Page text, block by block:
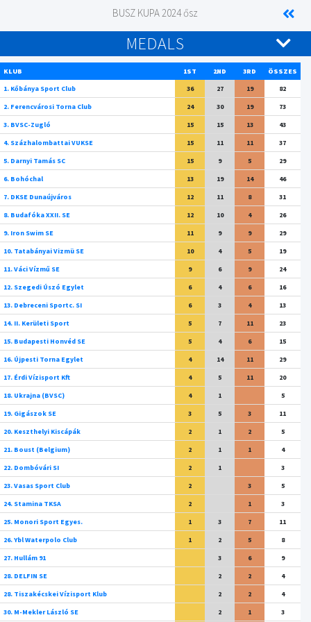
BUSZ KUPA 2024 ősz
MEDALS
KLUB 1ST 2ND 3RD
ÖSSZES
1. Kőbánya Sport Club
36 27 19
82
2. Ferencvárosi Torna Club
24 30 19
73
3. BVSC-Zugló
15 15 13
43
4. Százhalombattai VUKSE
15 11 11
37
5. Darnyi Tamás SC
15 9 5
29
6. Bohóchal
13 19 14
46
7. DKSE Dunaújváros
12 11 8
31
8. Budafóka XXII. SE
12 10 4
26
9. Iron Swim SE
11 9 9
29
10. Tatabányai Vizmü SE
10 4 5
19
11. Váci Vízmű SE
9 6 9
24
12. Szegedi Úszó Egylet
6 4 6
16
13. Debreceni Sportc. SI
6 3 4
13
14. II. Kerületi Sport
5 7 11
23
15. Budapesti Honvéd SE
5 4 6
15
16. Újpesti Torna Egylet
4 14 11
29
17. Érdi Vízisport Kft
4 5 11
20
18. Ukrajna (BVSC)
4 1
5
19. Gigászok SE
3 5 3
11
20. Keszthelyi Kiscápák
2 1 2
5
21. Boust (Belgium)
2 1 1
4
22. Dombóvári SI
2 1
3
23. Vasas Sport Club
2 3
5
24. Stamina TKSA
2 1
3
25. Monori Sport Egyes.
1 3 7
11
26. Ybl Waterpolo Club
1 2 5
8
27. Hullám 91
3 6
9
28. DELFIN SE
2 2
4
28. Tiszakécskei Vízisport Klub
2 2
4
30. M-Mekler László SE
2 1 3